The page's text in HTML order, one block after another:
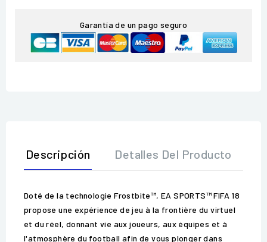
Garantía de un pago seguro
Descripción Detalles Del Producto
Doté de la technologie Frostbite™, EA SPORTS™ FIFA 18
propose une expérience de jeu à la frontière du virtuel
et du réel, donnant vie aux joueurs, aux équipes et à
l'atmosphère du football afin de vous plonger dans